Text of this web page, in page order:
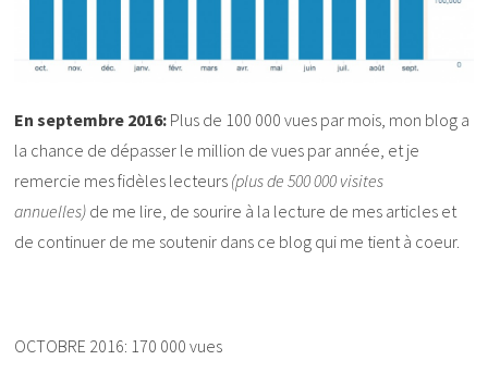
En septembre 2016: Plus de 100 000 vues par mois, mon blog a
la chance de dépasser le million de vues par année, et je
remercie mes fidèles lecteurs (plus de 500 000 visites
annuelles) de me lire, de sourire à la lecture de mes articles et
de continuer de me soutenir dans ce blog qui me tient à coeur.
OCTOBRE 2016: 170 000 vues